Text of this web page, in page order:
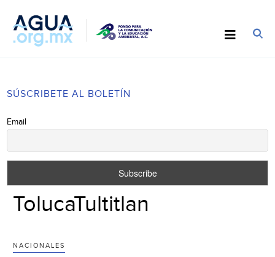
SÚSCRIBETE AL BOLETÍN
Email
TolucaTultitlan
NACIONALES